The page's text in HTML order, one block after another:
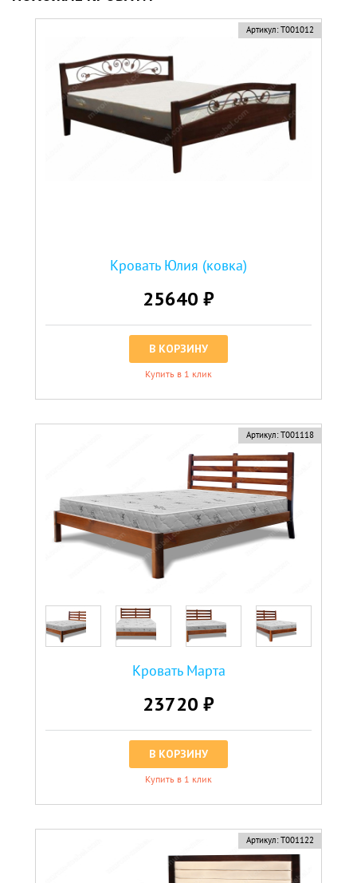
Артикул: Т001012
Кровать Юлия (ковка)
25640 ₽
В КОРЗИНУ
Купить в 1 клик
Артикул: Т001118
Кровать Марта
23720 ₽
В КОРЗИНУ
Купить в 1 клик
Артикул: Т001122